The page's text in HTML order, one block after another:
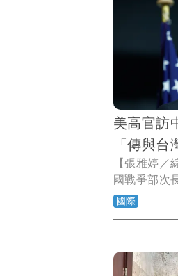
美高官訪
「傳與台
【張雅婷
國戰爭部次
希望訪問中
去年批准的
國際